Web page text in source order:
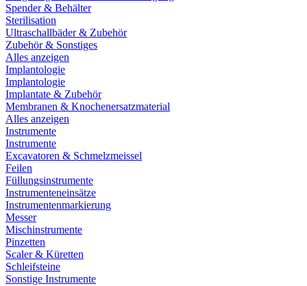
Spender & Behälter
Sterilisation
Ultraschallbäder & Zubehör
Zubehör & Sonstiges
Alles anzeigen
Implantologie
Implantologie
Implantate & Zubehör
Membranen & Knochenersatzmaterial
Alles anzeigen
Instrumente
Instrumente
Excavatoren & Schmelzmeissel
Feilen
Füllungsinstrumente
Instrumenteneinsätze
Instrumentenmarkierung
Messer
Mischinstrumente
Pinzetten
Scaler & Küretten
Schleifsteine
Sonstige Instrumente